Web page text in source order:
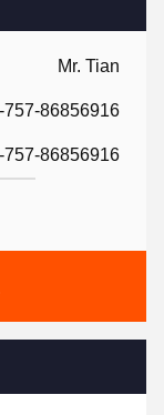
Mr. Tian
757-86856916
757-86856916